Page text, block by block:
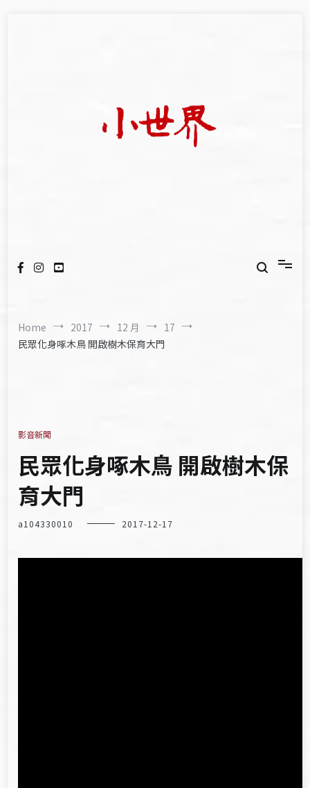
Home 2017 12 月
17
民眾化身啄木鳥 開啟樹木保育大門
影音新聞
民眾化身啄木鳥 開啟樹木保
育大門
a104330010 2017-12-17